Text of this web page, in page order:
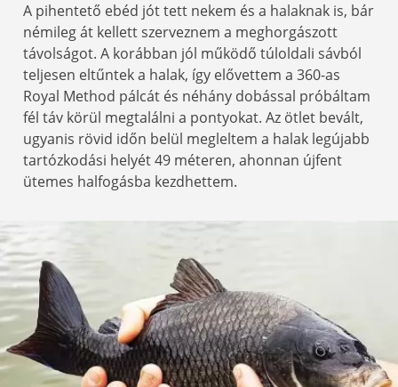
A pihentető ebéd jót tett nekem és a halaknak is, bár
némileg át kellett szerveznem a meghorgászott
távolságot. A korábban jól működő túloldali sávból
teljesen eltűntek a halak, így elővettem a 360-as
Royal Method pálcát és néhány dobással próbáltam
fél táv körül megtalálni a pontyokat. Az ötlet bevált,
ugyanis rövid időn belül megleltem a halak legújabb
tartózkodási helyét 49 méteren, ahonnan újfent
ütemes halfogásba kezdhettem.